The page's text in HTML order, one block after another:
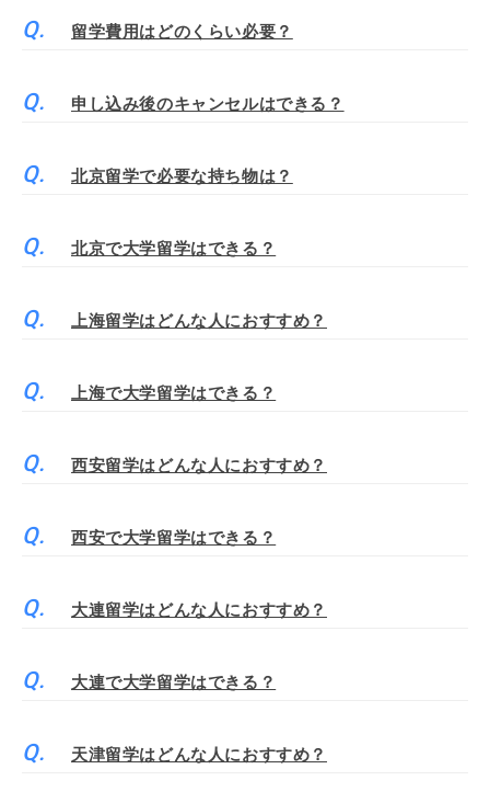
留学費用はどのくらい必要？
申し込み後のキャンセルはできる？
北京留学で必要な持ち物は？
北京で大学留学はできる？
上海留学はどんな人におすすめ？
上海で大学留学はできる？
西安留学はどんな人におすすめ？
西安で大学留学はできる？
大連留学はどんな人におすすめ？
大連で大学留学はできる？
天津留学はどんな人におすすめ？